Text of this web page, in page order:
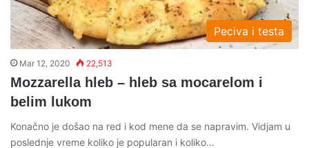
Peciva i testa
Mar 12, 2020 22,513
Mozzarella hleb – hleb sa mocarelom i
belim lukom
Konačno je došao na red i kod mene da se napravim. Vidjam u
poslednje vreme koliko je popularan i koliko…